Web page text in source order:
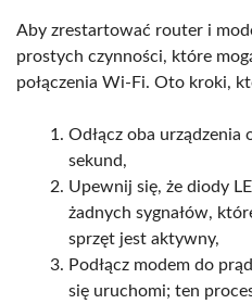
Aby zrestartować router i
prostych czynności, które
połączenia Wi-Fi. Oto kroki,
Odłącz oba urządzenia
sekund,
Upewnij się, że diody
żadnych sygnałów,
sprzęt jest aktywny,
Podłącz modem do
się uruchomi; ten